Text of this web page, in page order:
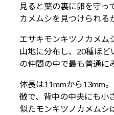
見ると葉の裏に卵を守っ
カメムシを見つけられる
エサキモンキツノカメム
山地に分布し、20種ほ
の仲間の中で最も普通に
体長は11mmから13mm
徴で、背中の中央にも小
似たモンキツノカメムシ